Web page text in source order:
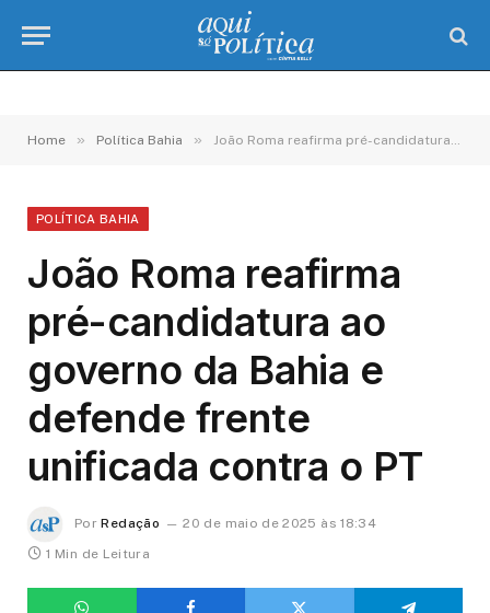
Home » Política Bahia » João Roma reafirma pré-candidatura ao governo da Bahia e defende frente unificada contra o PT
POLÍTICA BAHIA
João Roma reafirma
pré-candidatura ao
governo da Bahia e
defende frente
unificada contra o PT
Por Redação
20 de maio de 2025 às 18:34
1 Min de Leitura